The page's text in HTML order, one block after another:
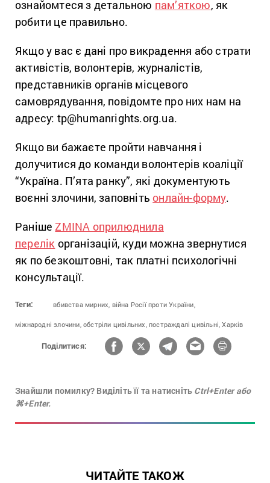
ознайомтеся з детальною пам’яткою, як
робити це правильно.
Якщо у вас є дані про викрадення або страти
активістів, волонтерів, журналістів,
представників органів місцевого
самоврядування, повідомте про них нам на
адресу: tp@humanrights.org.ua.
Якщо ви бажаєте пройти навчання і
долучитися до команди волонтерів коаліції
“Україна. П’ята ранку”, які документують
воєнні злочини, заповніть онлайн-форму.
Раніше ZMINA оприлюднила
перелік організацій, куди можна звернутися
як по безкоштовні, так платні психологічні
консультації.
Теги: вбивства мирних, війна Росії проти України,
міжнародні злочини, обстріли цивільних, постраждалі цивільні, Харків
Поділитися:
Знайшли помилку? Виділіть її та натисніть Ctrl+Enter або
⌘+Enter.
ЧИТАЙТЕ ТАКОЖ